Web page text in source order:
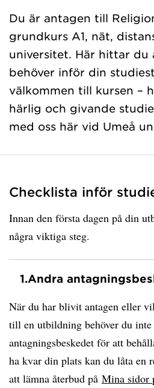
Du är antagen till
grundkurs A1, nät,
universitet. Här hittar du
behöver inför din
välkommen till kursen –
härlig och givande
med oss här vid Umeå
Checklista inför
Innan den första dagen på din
några viktiga steg.
1.Andra
När du har blivit antagen eller
till en utbildning behöver du inte
antagningsbeskedet för att
ha kvar din plats kan du låta en
att lämna återbud på Mina sidor